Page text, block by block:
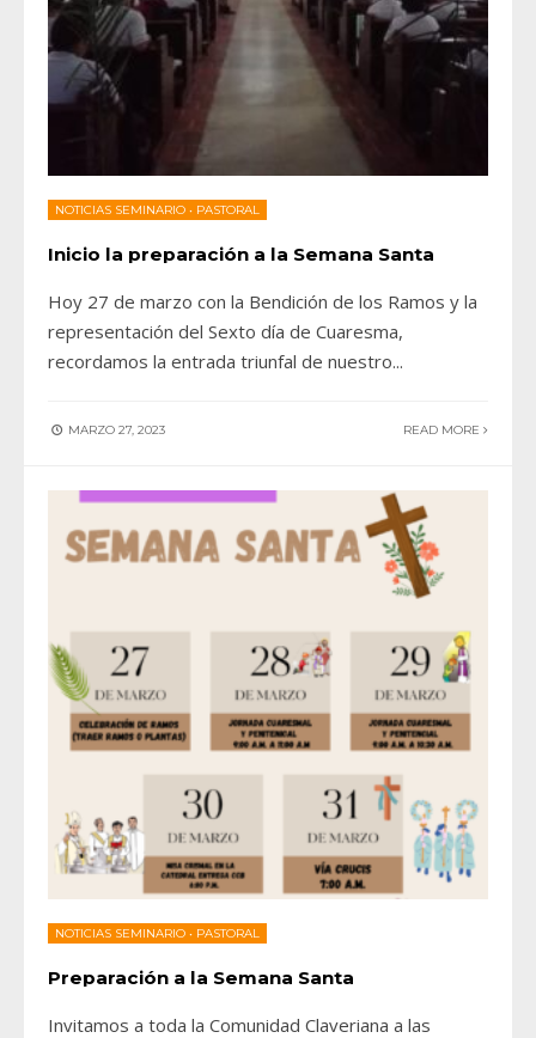
NOTICIAS SEMINARIO • PASTORAL
Inicio la preparación a la Semana Santa
Hoy 27 de marzo con la Bendición de los Ramos y la
representación del Sexto día de Cuaresma,
recordamos la entrada triunfal de nuestro...
MARZO 27, 2023 READ MORE
NOTICIAS SEMINARIO • PASTORAL
Preparación a la Semana Santa
Invitamos a toda la Comunidad Claveriana a las